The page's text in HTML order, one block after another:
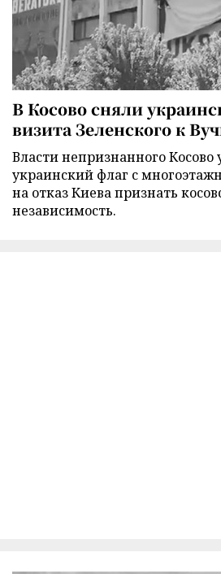
В Косово сняли
визита Зеленского к
Власти непризнанного
украинский флаг с
на отказ Киева признать
независимость.